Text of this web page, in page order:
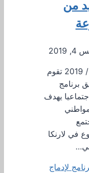
من
تاريخ النشر: 04 / 08 / 2019 تقوم
برنامج
يهدف
في لارنكا
لإدماج